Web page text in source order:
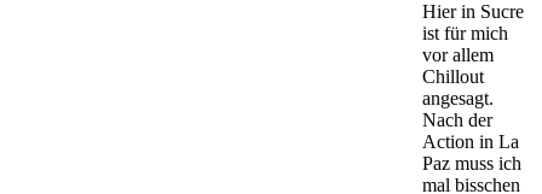
Hier in Sucre
ist für mich
vor allem
Chillout
angesagt.
Nach der
Action in La
Paz muss ich
mal bisschen